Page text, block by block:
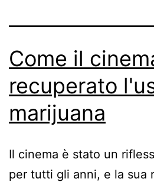
Come il
recuperato
marijuana
Il cinema è stato un
per tutti gli anni, e la sua